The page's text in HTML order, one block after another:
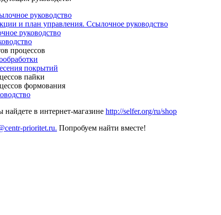
руководство
и план управления. Ссылочное руководство
руководство
процессов
покрытий
пайки
формования
в интернет-магазине http://selfer.org/ru/shop
prioritet.ru. Попробуем найти вместе!